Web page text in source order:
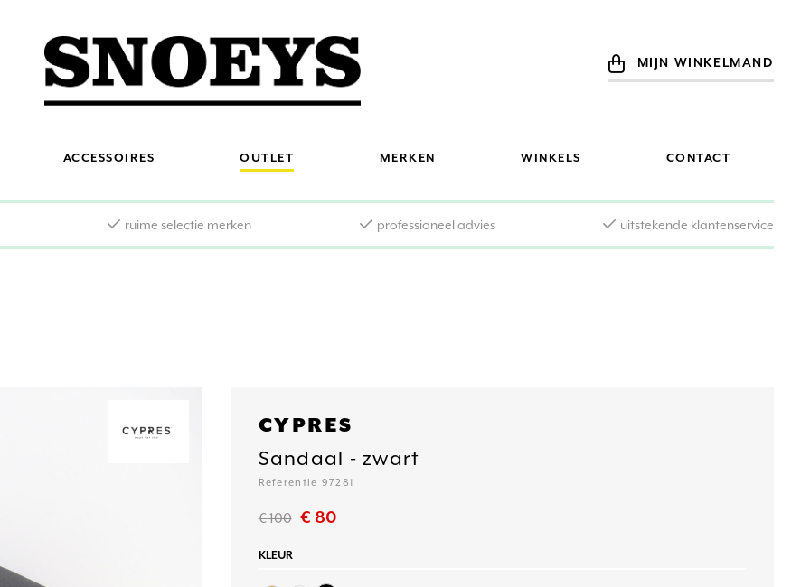
MIJN WINKELMAND
ACCESSOIRES OUTLET MERKEN WINKELS CONTACT
ruime selectie merken professioneel advies uitstekende klantenservice
CYPRES
Sandaal - zwart
Referentie 97281
€ 100 € 80
KLEUR